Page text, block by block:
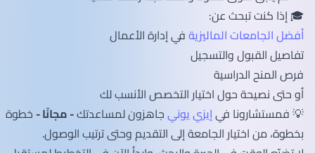
🎓 إذا كنت تبحث عن:
أفضل الجامعات الماليزيةفي إدارة الأعمال
تفاصيل القبول والتسجيل
فرص المنح الدراسية
أو حتى نصيحة حول اختيار التخصص الأنسب لك
💡 فمستشارونا فيإيزي يونيجاهزون لمساعدتك- مجانًا -خطوة
بخطوة، من اختيار الجامعة إلى التقديم وحتى ترتيب الوصول.